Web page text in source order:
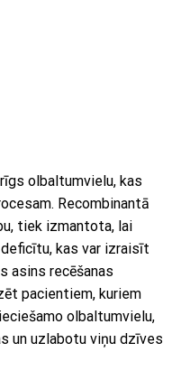
olbaltumvielu, kas
Recombinantā
tiek izmantota, lai
kas var izraisīt
asins recēšanas
pacientiem, kuriem
olbaltumvielu,
un uzlabotu viņu dzīves